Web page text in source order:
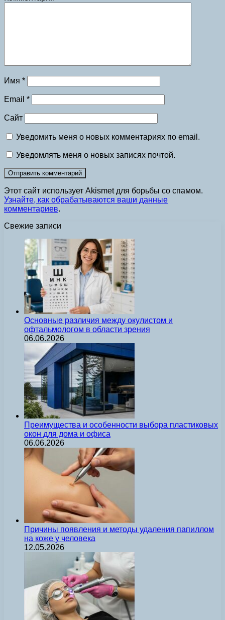
Имя *
Email *
Сайт
Уведомить меня о новых комментариях по email.
Уведомлять меня о новых записях почтой.
Этот сайт использует Akismet для борьбы со спамом.
Узнайте, как обрабатываются ваши данные
комментариев.
Свежие записи
Основные различия между окулистом и
офтальмологом в области зрения
06.06.2026
Преимущества и особенности выбора пластиковых
окон для дома и офиса
06.06.2026
Причины появления и методы удаления папиллом
на коже у человека
12.05.2026